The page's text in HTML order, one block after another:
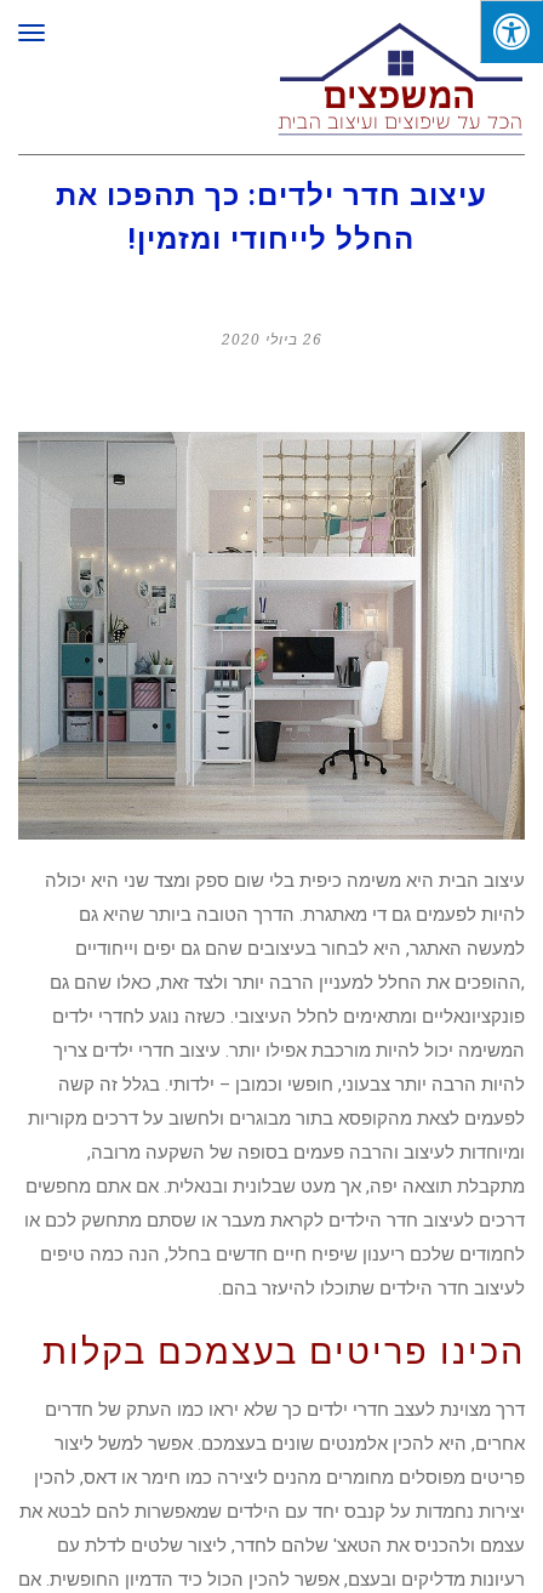
עיצוב חדר ילדים: כך תהפכו את
החלל לייחודי ומזמין!
26 ביולי 2020
עיצוב הבית היא משימה כיפית בלי שום ספק ומצד שני היא יכולה
להיות לפעמים גם די מאתגרת. הדרך הטובה ביותר שהיא גם
למעשה האתגר, היא לבחור בעיצובים שהם גם יפים וייחודיים
,ההופכים את החלל למעניין הרבה יותר ולצד זאת, כאלו שהם גם
פונקציונאליים ומתאימים לחלל העיצובי. כשזה נוגע לחדרי ילדים
המשימה יכול להיות מורכבת אפילו יותר. עיצוב חדרי ילדים צריך
להיות הרבה יותר צבעוני, חופשי וכמובן – ילדותי. בגלל זה קשה
לפעמים לצאת מהקופסא בתור מבוגרים ולחשוב על דרכים מקוריות
ומיוחדות לעיצוב והרבה פעמים בסופה של השקעה מרובה,
מתקבלת תוצאה יפה, אך מעט שבלונית ובנאלית. אם אתם מחפשים
דרכים לעיצוב חדר הילדים לקראת מעבר או שסתם מתחשק לכם או
לחמודים שלכם ריענון שיפיח חיים חדשים בחלל, הנה כמה טיפים
לעיצוב חדר הילדים שתוכלו להיעזר בהם.
הכינו פריטים בעצמכם בקלות
דרך מצוינת לעצב חדרי ילדים כך שלא יראו כמו העתק של חדרים
אחרים, היא להכין אלמנטים שונים בעצמכם. אפשר למשל ליצור
פריטים מפוסלים מחומרים מהנים ליצירה כמו חימר או דאס, להכין
יצירות נחמדות על קנבס יחד עם הילדים שמאפשרות להם לבטא את
עצמם ולהכניס את הטאצ' שלהם לחדר, ליצור שלטים לדלת עם
רעיונות מדליקים ובעצם, אפשר להכין הכול כיד הדמיון החופשית. אם